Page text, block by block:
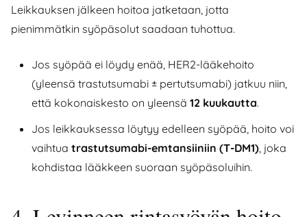
Leikkauksen jälkeen hoitoa jatketaan, jotta
pienimmätkin syöpäsolut saadaan tuhottua.
Jos syöpää ei löydy enää, HER2-lääkehoito
(yleensä trastutsumabi ± pertutsumabi) jatkuu niin,
että kokonaiskesto on yleensä 12 kuukautta.
Jos leikkauksessa löytyy edelleen syöpää, hoito voi
vaihtua trastutsumabi-emtansiiniin (T-DM1) , joka
kohdistaa lääkkeen suoraan syöpäsoluihin.